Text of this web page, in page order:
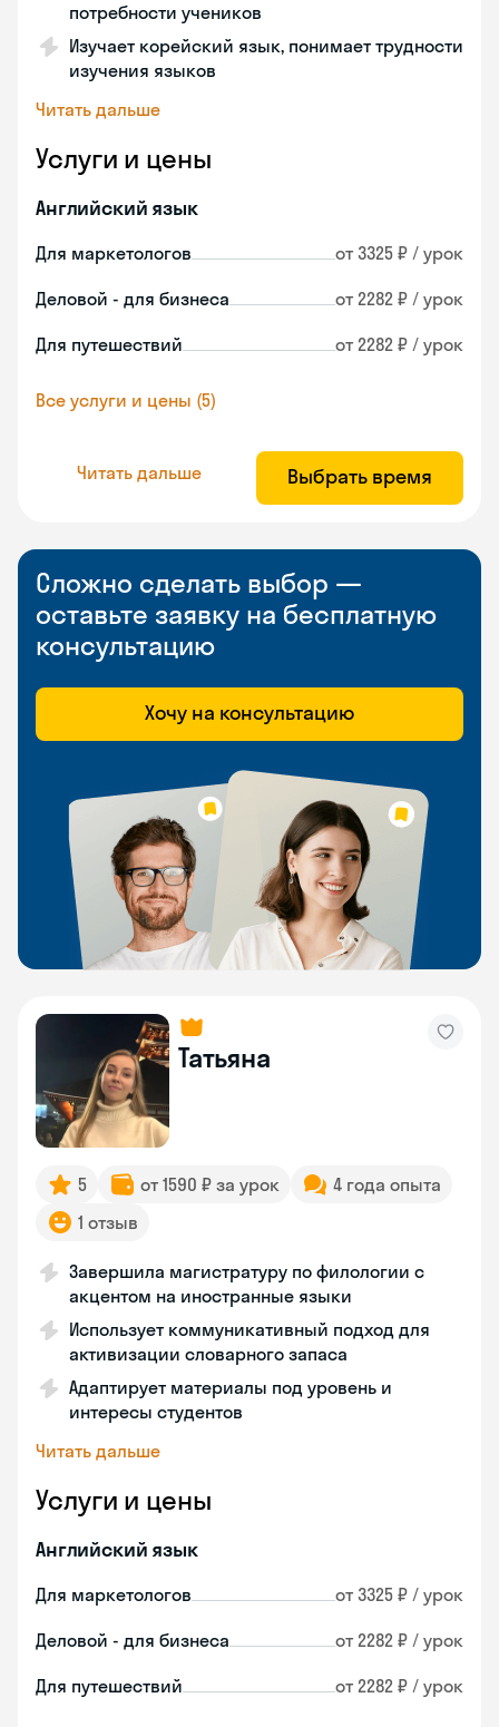
потребности учеников
Изучает корейский язык, понимает трудности
изучения языков
Читать дальше
Услуги и цены
Английский язык
Для маркетологов от 3325 ₽ / урок
Деловой - для бизнеса от 2282 ₽ / урок
Для путешествий от 2282 ₽ / урок
Все услуги и цены (5)
Читать дальше Выбрать время
Сложно сделать выбор —
оставьте заявку на бесплатную
консультацию
Хочу на консультацию
Татьяна
5 от 1590 ₽ за урок
4 года опыта
1 отзыв
Завершила магистратуру по филологии с
акцентом на иностранные языки
Использует коммуникативный подход для
активизации словарного запаса
Адаптирует материалы под уровень и
интересы студентов
Читать дальше
Услуги и цены
Английский язык
Для маркетологов от 3325 ₽ / урок
Деловой - для бизнеса от 2282 ₽ / урок
Для путешествий от 2282 ₽ / урок